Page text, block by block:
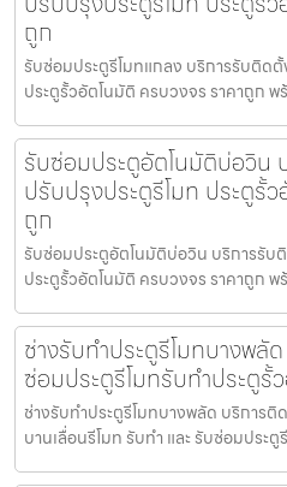
ถูก
รับซ่อมประตูรีโมทแกลง บริการรับติด
ประตูรั้วอัตโนมัติ ครบวงจร ราคาถูก
รับซ่อมประตูอัตโนมัติบ่อวิน
ปรับปรุงประตูรีโมท ประตูรั้
ถูก
รับซ่อมประตูอัตโนมัติบ่อวิน บริการรับ
ประตูรั้วอัตโนมัติ ครบวงจร ราคาถูก พ
ช่างรับทำประตูรีโมทบางพลั
ซ่อมประตูรีโมทรับทำประตูรั้
ช่างรับทำประตูรีโมทบางพลัด บริการติ
บานเลื่อนรีโมท รับทำ และ รับซ่อมประ